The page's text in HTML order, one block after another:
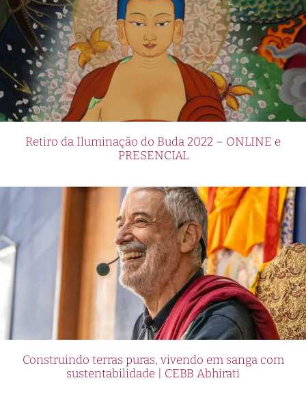
Retiro da Iluminação do Buda 2022 – ONLINE e
PRESENCIAL
Construindo terras puras, vivendo em sanga com
sustentabilidade | CEBB Abhirati